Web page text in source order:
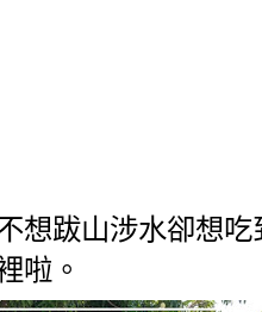
想跋山涉水卻想吃
啦。